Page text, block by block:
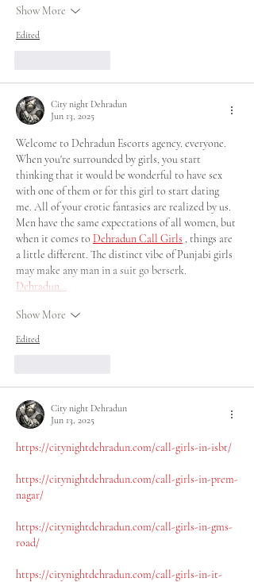
Show More
Edited
City night Dehradun
Jun 13, 2025
Welcome to Dehradun Escorts agency. everyone.
When you're surrounded by girls, you start
thinking that it would be wonderful to have sex
with one of them or for this girl to start dating
me. All of your erotic fantasies are realized by us.
Men have the same expectations of all women, but
when it comes to Dehradun Call Girls , things are
a little different. The distinct vibe of Punjabi girls
may make any man in a suit go berserk.
Dehradun…
Show More
Edited
City night Dehradun
Jun 13, 2025
https://citynightdehradun.com/call-girls-in-isbt/
https://citynightdehradun.com/call-girls-in-prem-
nagar/
https://citynightdehradun.com/call-girls-in-gms-
road/
https://citynightdehradun.com/call-girls-in-it-